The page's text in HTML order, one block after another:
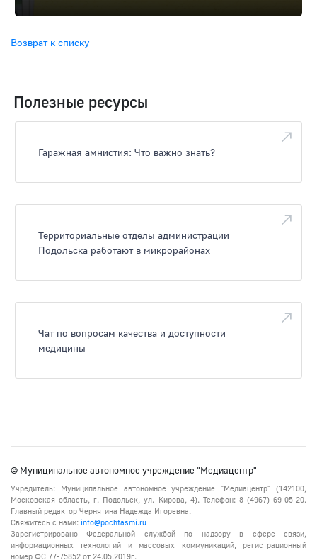
Возврат к списку
Полезные ресурсы
Гаражная амнистия: Что важно знать?
Территориальные отделы администрации
Подольска работают в микрорайонах
Чат по вопросам качества и доступности
медицины
© Муниципальное автономное учреждение "Медиацентр"
Учредитель: Муниципальное автономное учреждение "Медиацентр" (142100,
Московская область, г. Подольск, ул. Кирова, 4). Телефон: 8 (4967) 69-05-20.
Главный редактор Чернятина Надежда Игоревна.
Свяжитесь с нами: info@pochtasmi.ru
Зарегистрировано Федеральной службой по надзору в сфере связи,
информационных технологий и массовых коммуникаций, регистрационный
номер ФС 77-75852 от 24.05.2019г.